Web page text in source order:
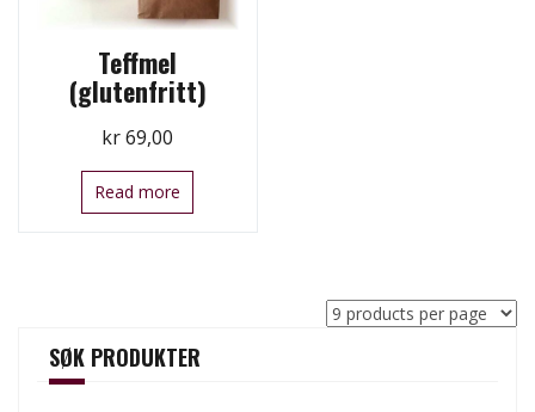
Teffmel
(glutenfritt)
kr69,00
Read more
SØK PRODUKTER